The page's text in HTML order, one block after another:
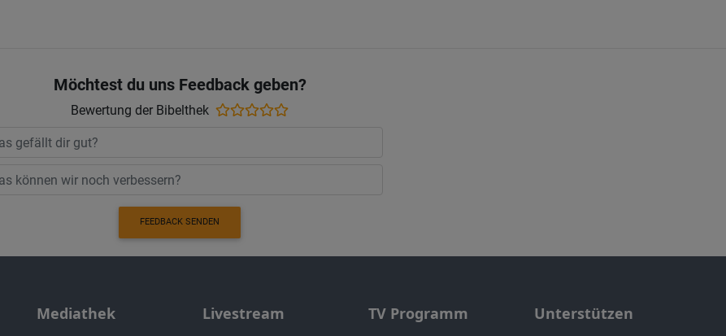
Möchtest du uns Feedback geben?
Bewertung der Bibelthek
FEEDBACK SENDEN
Mediathek Livestream TV Programm Unterstützen